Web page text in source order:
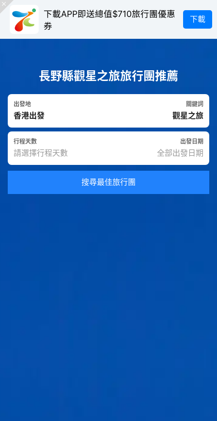
下載APP即送總值$710旅行團優惠
券
下載
長野縣觀星之旅旅行團推薦
出發地 關鍵詞
出發日期
行程天數
搜尋最佳旅行團